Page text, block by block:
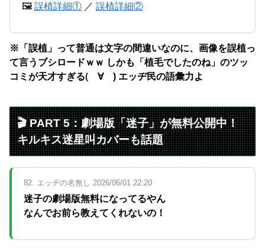
🖼 誤植詳細① ／ 誤植詳細②
※「誤植」って普通は文字の間違いなのに、画像を誤植っ
て言うブシロードｗｗ しかも「植毛でしたのね」のツッ
コミが天才すぎる(゚∀゚) エッヂ民の語彙力よ
🎬 PART 5：劇場版「迷子」が無料公開中！
キルキス迷星叫カバーも話題
82. エッヂの名無し 2026/06/01 22:20
迷子の劇場版無料になってるやん
なんでお前ら教えてくれないの！